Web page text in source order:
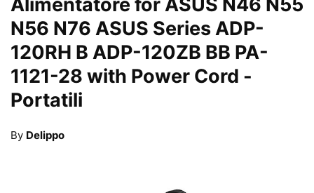
Alimentatore for ASUS N46 N55
N56 N76 ASUS Series ADP-
120RH B ADP-120ZB BB PA-
1121-28 with Power Cord -
Portatili
By Delippo